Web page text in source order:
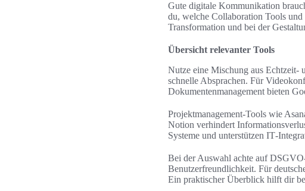
Gute digitale Kommunikation
du, welche Collaboration Tools
Transformation und bei der
Übersicht relevanter Tools
Nutze eine Mischung aus Echtzeit-
schnelle Absprachen. Für
Dokumentenmanagement bieten
Projektmanagement-Tools wie
Notion verhindert
Systeme und unterstützen
Bei der Auswahl achte auf
Benutzerfreundlichkeit. Für
Ein praktischer Überblick hilft dir